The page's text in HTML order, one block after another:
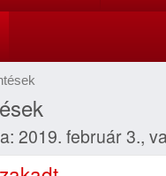
2019. február 3.,